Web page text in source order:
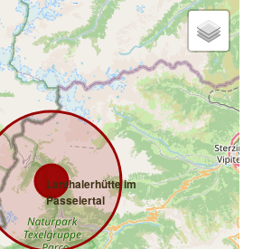
Lanthalerhütte im
Passeiertal